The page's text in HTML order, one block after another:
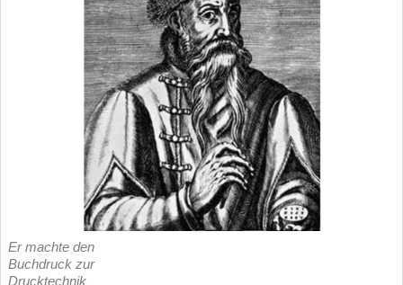
Er machte den
Buchdruck zur
Drucktechnik